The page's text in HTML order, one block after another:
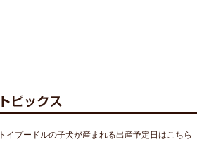
トイプードルの子犬が産まれる出産予定日はこちら